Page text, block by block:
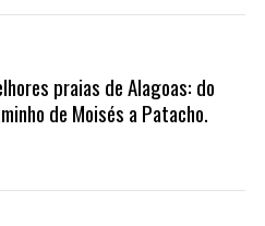
praias de Alagoas: do
de Moisés a Patacho.